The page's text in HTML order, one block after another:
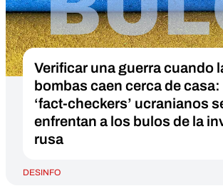
Verificar una guerra cuando
bombas caen cerca de
‘fact-checkers’ ucranianos
enfrentan a los bulos de la
rusa
DESINFO